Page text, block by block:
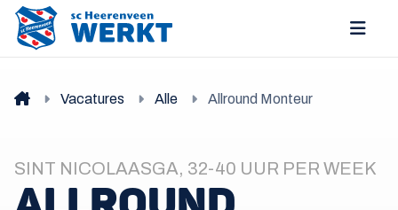
Vacatures Alle Allround Monteur
SINT NICOLAASGA, 32-40 UUR PER WEEK